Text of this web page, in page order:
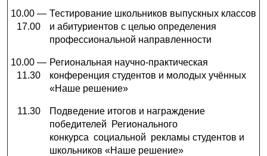
10.00 —
17.00
Тестирование школьников выпускных классов
и абитуриентов с целью определения
профессиональной направленности
10.00 —
11.30
Региональная научно-практическая
конференция студентов и молодых учённых
«Наше решение»
11.30
Подведение итогов и награждение
победителей Регионального
конкурса социальной рекламы студентов и
школьников «Наше решение»